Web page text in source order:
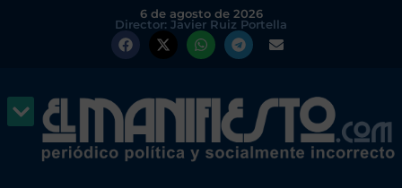
6 de agosto de 2026
Director: Javier Ruiz Portella